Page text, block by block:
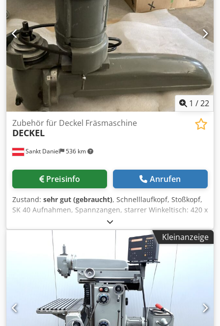
unserer Plattform.
1 /22
Sankt Daniel 536 km
Zubehör für Deckel Fräsmaschine
DECKEL
Preisinfo Anrufen
Zustand: sehr gut (gebraucht), Schnelllaufkopf, Stoßkopf,
SK 40 Aufnahmen, Spannzangen, starrer Winkeltisch: 420 x
800 mm, schwenkbarer Winkeltisch: 240 x 700 mm,
Dwodpfjd Nauxox Aflea Teilapparat
Kleinanzeige